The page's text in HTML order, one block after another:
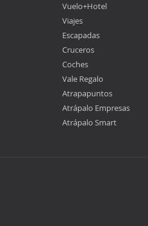
Vuelo+Hotel
Viajes
Escapadas
Cruceros
Coches
Vale Regalo
Atrapapuntos
Atrápalo Empresas
Atrápalo Smart